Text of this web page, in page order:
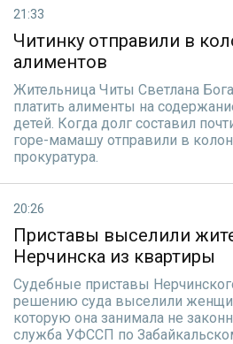
21:33
Читинку отправили в
алиментов
Жительница Читы Светлана
платить алименты на
детей. Когда долг составил
горе-мамашу отправили в
прокуратура.
20:26
Приставы выселили
Нерчинска из квартиры
Судебные приставы
решению суда выселили
которую она занимала не
служба УФССП по